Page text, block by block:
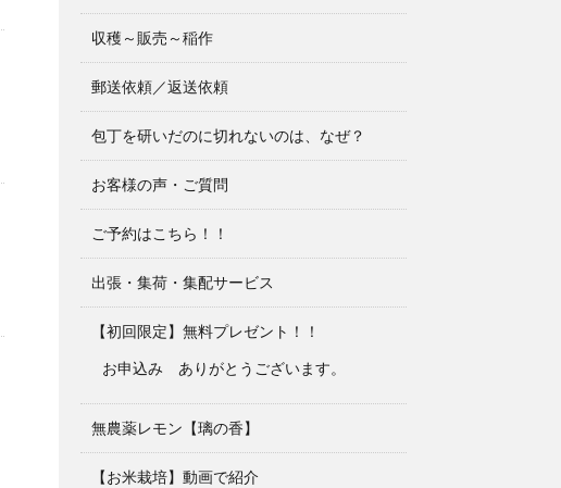
収穫～販売～稲作
郵送依頼／返送依頼
包丁を研いだのに切れないのは、なぜ？
お客様の声・ご質問
ご予約はこちら！！
出張・集荷・集配サービス
【初回限定】無料プレゼント！！
お申込み ありがとうございます。
無農薬レモン【璃の香】
【お米栽培】動画で紹介